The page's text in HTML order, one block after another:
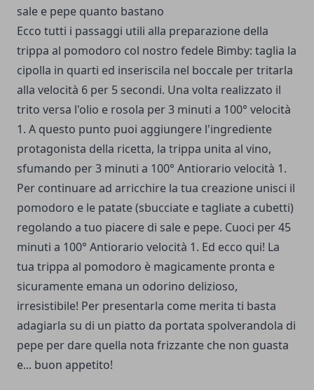
sale e pepe quanto bastano
Ecco tutti i passaggi utili alla preparazione della
trippa al pomodoro col nostro fedele Bimby: taglia la
cipolla in quarti ed inseriscila nel boccale per tritarla
alla velocità 6 per 5 secondi. Una volta realizzato il
trito versa l'olio e rosola per 3 minuti a 100° velocità
1. A questo punto puoi aggiungere l'ingrediente
protagonista della ricetta, la trippa unita al vino,
sfumando per 3 minuti a 100° Antiorario velocità 1.
Per continuare ad arricchire la tua creazione unisci il
pomodoro e le patate (sbucciate e tagliate a cubetti)
regolando a tuo piacere di sale e pepe. Cuoci per 45
minuti a 100° Antiorario velocità 1. Ed ecco qui! La
tua trippa al pomodoro è magicamente pronta e
sicuramente emana un odorino delizioso,
irresistibile! Per presentarla come merita ti basta
adagiarla su di un piatto da portata spolverandola di
pepe per dare quella nota frizzante che non guasta
e... buon appetito!